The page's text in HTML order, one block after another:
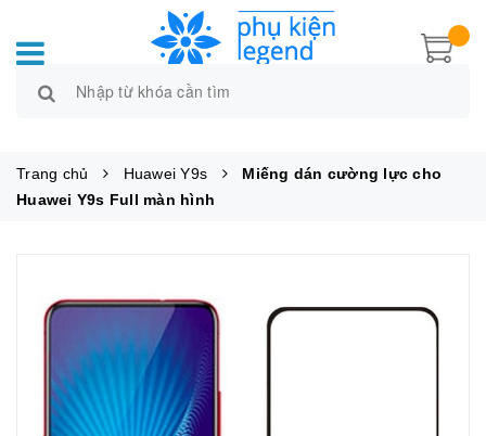
Trang chủ Huawei Y9s
Miếng dán cường lực cho
Huawei Y9s Full màn hình